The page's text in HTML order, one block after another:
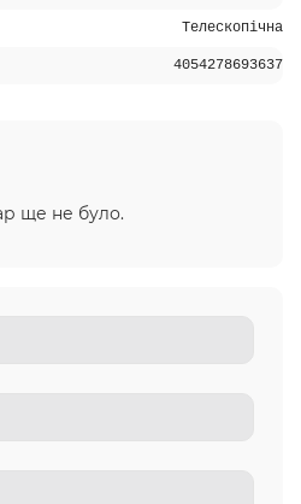
Телескопічна
4054278693637
ще не було.